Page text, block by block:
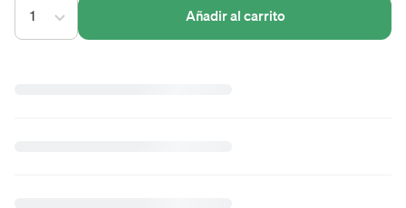
1 Añadir al carrito